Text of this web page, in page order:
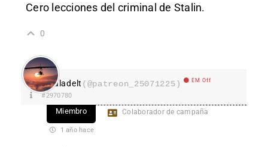
Cero lecciones del criminal de Stalin.
0
aladelt (@patreon_25071225) EM Off
#2970780
Miembro Colaborador de campaña
1 año hace